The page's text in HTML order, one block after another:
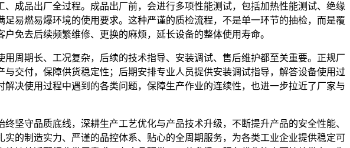
成品出厂全过程。成品出厂前，会进行多项性能测试，包括加热性能测试、绝缘
易燃易爆环境的使用要求。这种严谨的质检流程，不是单一环节的抽检，而是覆
免去后续频繁维修、更换的麻烦，延长设备的整体使用寿命。
周期长、工况复杂，后续的技术指导、安装调试、售后维护都至关重要。正规厂
交付，保障供货稳定性；后期安排专业人员提供安装调试指导，解答设备使用过
决使用过程中遇到的各类问题，保障生产作业的连续性，也进一步拉近了厂家与
坚守品质底线，深耕生产工艺优化与产品技术升级，不断提升产品的安全性能、
的制造实力、严谨的品控体系、贴心的全周期服务，为各类工业企业提供稳定可